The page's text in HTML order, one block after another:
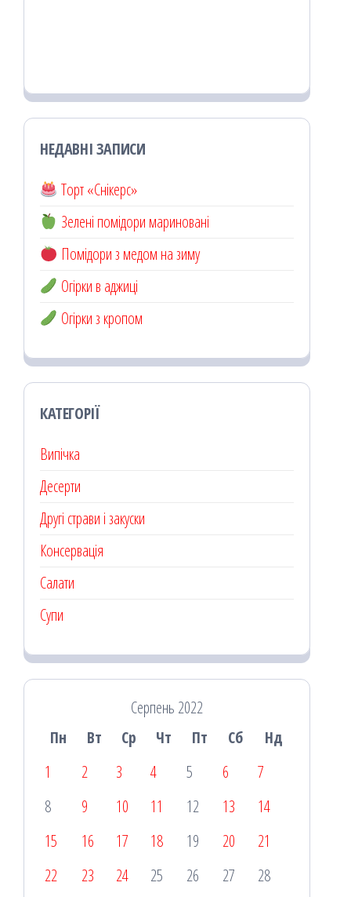
НЕДАВНІ ЗАПИСИ
Торт «Снікерс»
Зелені помідори мариновані
Помідори з медом на зиму
Огірки в аджиці
Огірки з кропом
КАТЕГОРІЇ
Випічка
Десерти
Другі страви і закуски
Консервація
Салати
Супи
Серпень 2022
Пн
Вт Ср Чт Пт Сб
Нд
1
2 3 4 5 6
7
8
9 10 11 12 13
14
15
16 17 18 19 20
21
22
23 24 25 26 27
28